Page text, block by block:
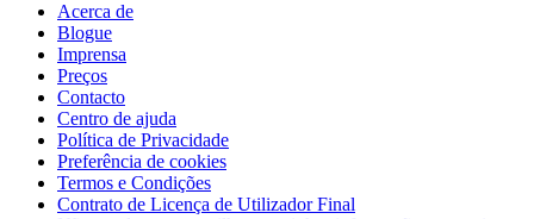
Acerca de
Blogue
Imprensa
Preços
Contacto
Centro de ajuda
Política de Privacidade
Preferência de cookies
Termos e Condições
Contrato de Licença de Utilizador Final